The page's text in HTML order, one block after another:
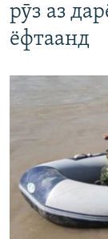
рӯз аз
ёфтаанд